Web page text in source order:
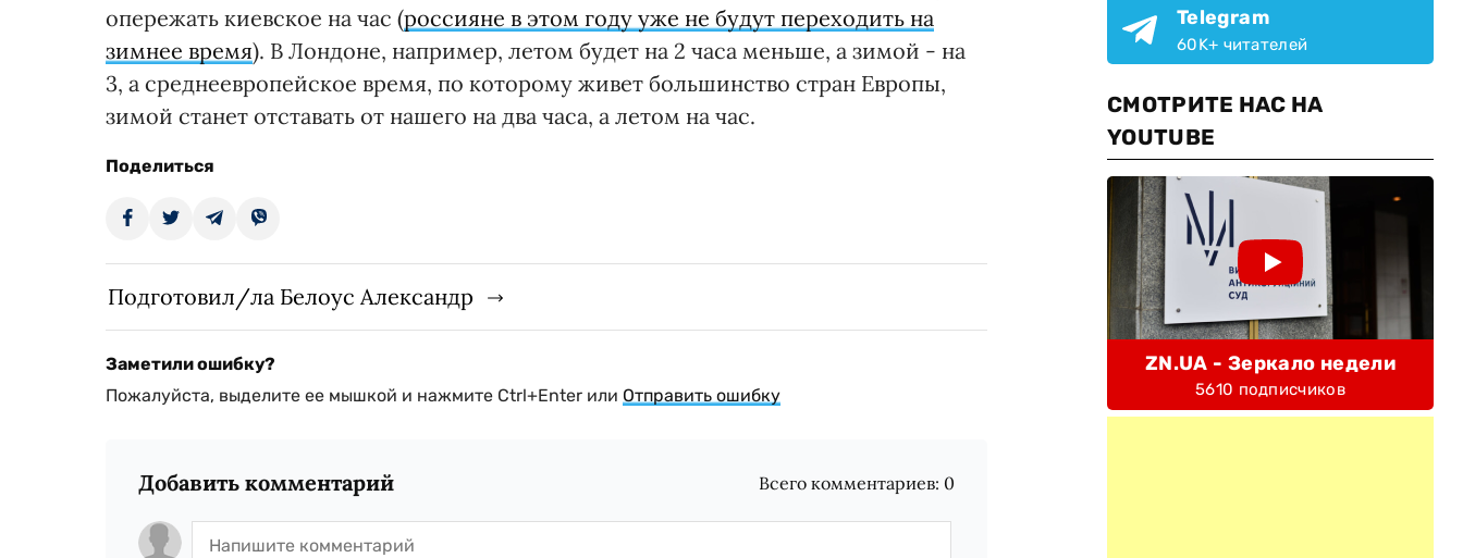
опережать киевское на час (россияне в этом году уже не будут переходить на
зимнее время). В Лондоне, например, летом будет на 2 часа меньше, а зимой - на
3, а среднеевропейское время, по которому живет большинство стран Европы,
зимой станет отставать от нашего на два часа, а летом на час.
Поделиться
Подготовил/ла Белоус Александр
Заметили ошибку?
Пожалуйста, выделите ее мышкой и нажмите Ctrl+Enter или Отправить ошибку
Добавить комментарий Всего комментариев: 0
Telegram
60K+ читателей
СМОТРИТЕ НАС НА
YOUTUBE
ZN.UA - Зеркало недели
5610 подписчиков